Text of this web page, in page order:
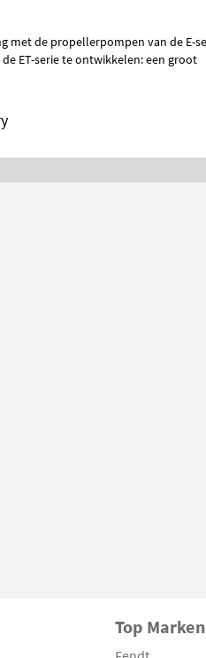
ET-serie te ontwikkelen: een groot
Top Marken